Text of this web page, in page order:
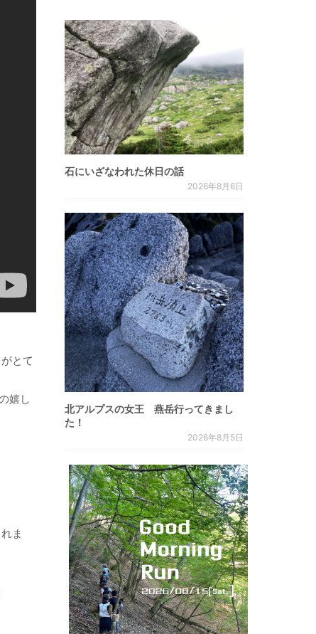
とて
嬉し
ま
石にいざなわれた休日の話
2026年8月6日
北アルプスの女王 燕岳行ってきまし
た！
2026年8月5日